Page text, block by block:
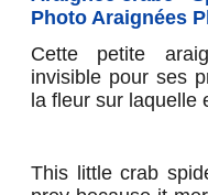
Photo Araignées
Cette petite
invisible pour ses
la fleur sur laquelle
This little crab